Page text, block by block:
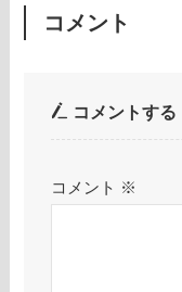
コメント
コメントする
コメント ※